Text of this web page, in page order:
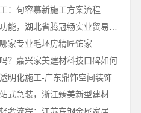
：句容慕新施工方案流程
家专业毛坯房精匠饰家
？嘉兴家美建材科技口碑如何
广东正规室内设计透明化施工-广东鼎饰空间装饰工程有限公司
靠谱二手房翻新一站式急装，浙江臻美新型建材有限公司快交付